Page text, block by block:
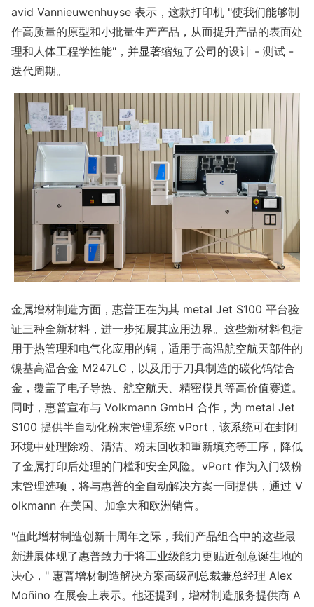
avid Vannieuwenhuyse 表示，这款打印机 "使我们能够制
作高质量的原型和小批量生产产品，从而提升产品的表面处
理和人体工程学性能"，并显著缩短了公司的设计 - 测试 -
迭代周期。
金属增材制造方面，惠普正在为其 metal Jet S100 平台验
证三种全新材料，进一步拓展其应用边界。这些新材料包括
用于热管理和电气化应用的铜，适用于高温航空航天部件的
镍基高温合金 M247LC，以及用于刀具制造的碳化钨钴合
金，覆盖了电子导热、航空航天、精密模具等高价值赛道。
同时，惠普宣布与 Volkmann GmbH 合作，为 metal Jet
S100 提供半自动化粉末管理系统 vPort，该系统可在封闭
环境中处理除粉、清洁、粉末回收和重新填充等工序，降低
了金属打印后处理的门槛和安全风险。vPort 作为入门级粉
末管理选项，将与惠普的全自动解决方案一同提供，通过 V
olkmann 在美国、加拿大和欧洲销售。
"值此增材制造创新十周年之际，我们产品组合中的这些最
新进展体现了惠普致力于将工业级能力更贴近创意诞生地的
决心，" 惠普增材制造解决方案高级副总裁兼总经理 Alex
Moñino 在展会上表示。他还提到，增材制造服务提供商 A